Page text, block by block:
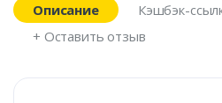
Описание
Кэшбэк-
+ Оставить отзыв